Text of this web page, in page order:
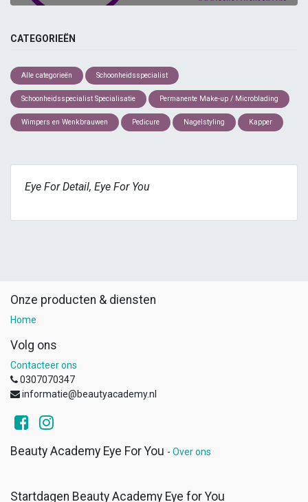
CATEGORIEËN
Alle categorieën Schoonheidsspecialist
Schoonheidsspecialist Specialisatie Permanente Make-up / Microblading
Wimpers en Wenkbrauwen Pedicure Nagelstyling Kapper
Eye For Detail, Eye For You
Onze producten & diensten
Home
Volg ons
Contacteer ons
0307070347
informatie@beautyacademy.nl
Beauty Academy Eye For You - Over ons
Startdagen Beauty Academy Eye for You